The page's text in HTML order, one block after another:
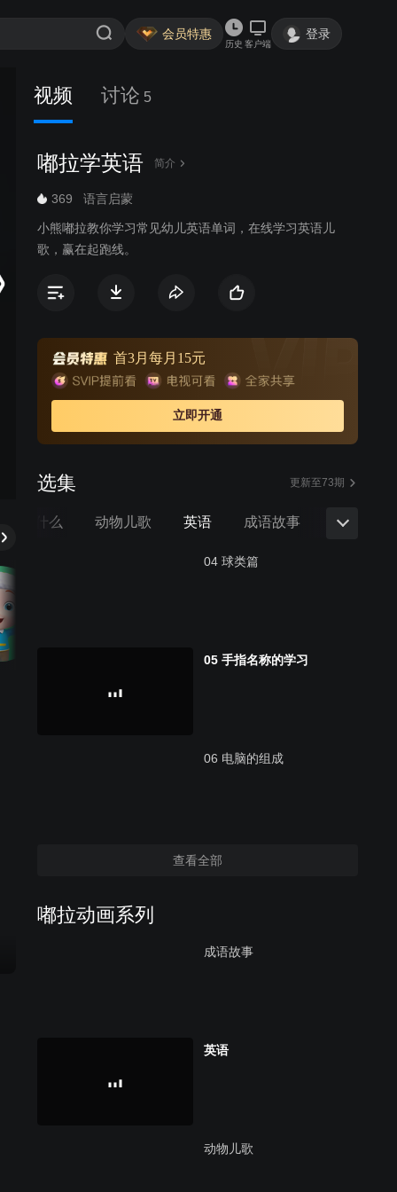
会员特惠
历史 客户端
登录
视频 讨论 5
嘟拉学英语 简介
369 语言启蒙
小熊嘟拉教你学习常见幼儿英语单词，在线学习英语儿
歌，赢在起跑线。
首3月每月15元
立即开通
选集 更新至73期
个为什么 动物儿歌 英语 成语故事 古诗
04 球类篇
05 手指名称的学习
06 电脑的组成
查看全部
嘟拉动画系列
成语故事
英语
动物儿歌